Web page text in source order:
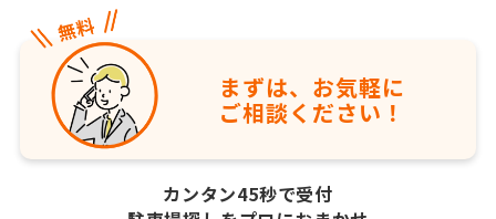
まずは、お気軽に
ご相談ください！
カンタン45秒で受付